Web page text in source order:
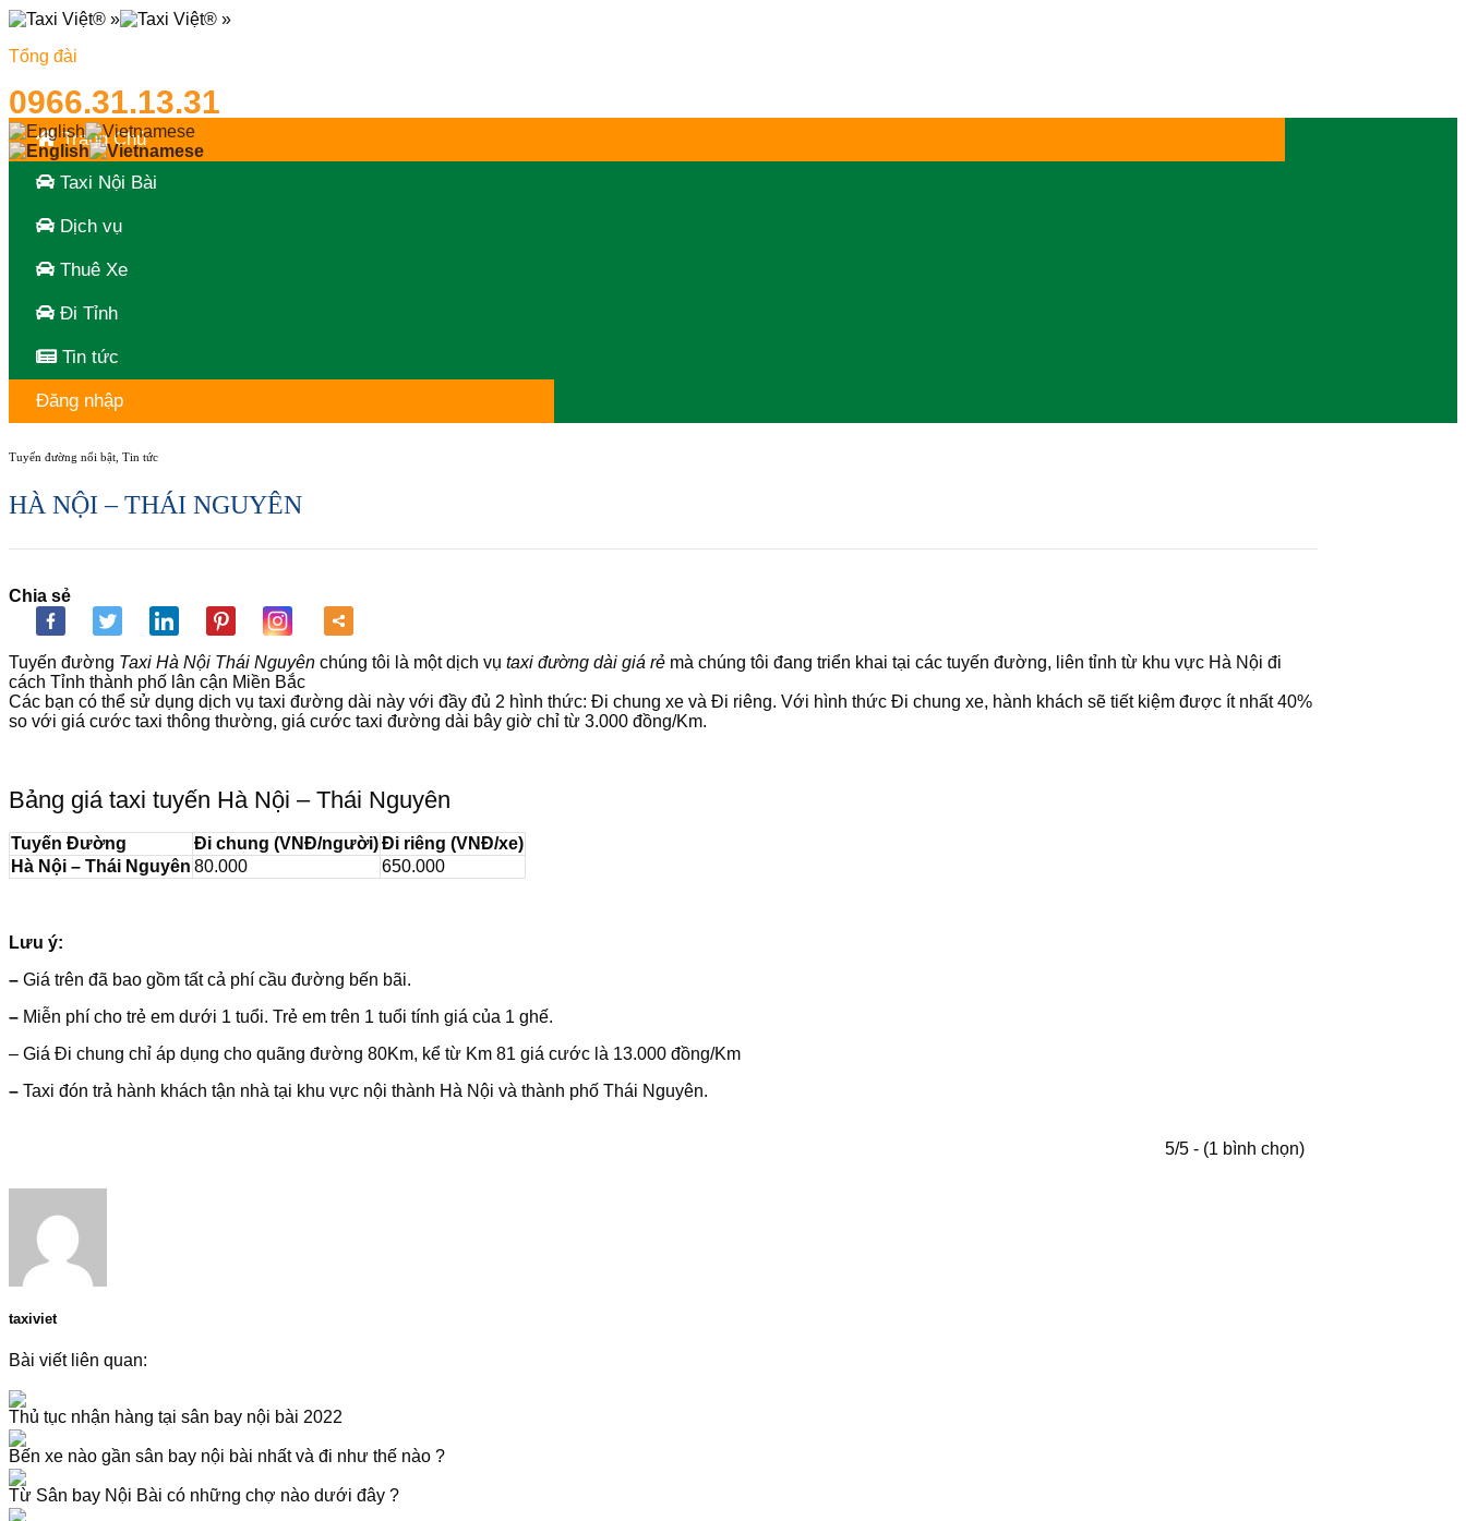
Skip
content
Tổng đài
0966.31.13.31
Trang Chủ
Taxi Nội Bài
Dịch vụ
Thuê Xe
Đi Tỉnh
Tin tức
Đăng nhập
Tuyến đường nổi bật Tin tức
HÀ NỘI – THÁI NGUYÊN
Chia sẻ
Tuyến đường Taxi Hà Nội Thái Nguyên chúng tôi là một dịch vụ taxi đường dài giá rẻ mà chúng tôi đang triển khai tại các tuyến đường, liên tỉnh từ khu vực Hà Nội đi
cách Tỉnh thành phố lân cận Miền Bắc
Các bạn có thể sử dụng dịch vụ taxi đường dài này với đầy đủ 2 hình thức: Đi chung xe và Đi riêng. Với hình thức Đi chung xe, hành khách sẽ tiết kiệm được ít nhất 40%
so với giá cước taxi thông thường, giá cước taxi đường dài bây giờ chỉ từ 3.000 đồng/Km.
Bảng giá taxi tuyến Hà Nội – Thái Nguyên
Tuyến Đường Đi chung (VNĐ/người)Đi riêng (VNĐ/xe)
Hà Nội – Thái Nguyên 80.000 650.000
Lưu ý:
– Giá trên đã bao gồm tất cả phí cầu đường bến bãi.
– Miễn phí cho trẻ em dưới 1 tuổi. Trẻ em trên 1 tuổi tính giá của 1 ghế.
– Giá Đi chung chỉ áp dụng cho quãng đường 80Km, kể từ Km 81 giá cước là 13.000 đồng/Km
– Taxi đón trả hành khách tận nhà tại khu vực nội thành Hà Nội và thành phố Thái Nguyên.
5/5 - (1 bình chọn)
taxiviet
Bài viết liên quan:
Thủ tục nhận hàng tại sân bay nội bài 2022
Bến xe nào gần sân bay nội bài nhất và đi như thế nào ?
Từ Sân bay Nội Bài có những chợ nào dưới đây ?